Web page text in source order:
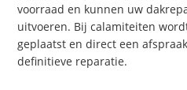
voorraad en kunnen uw
uitvoeren. Bij calamiteiten
geplaatst en direct een
definitieve reparatie.